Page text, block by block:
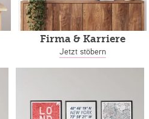
Firma & Karriere
Jetzt stöbern